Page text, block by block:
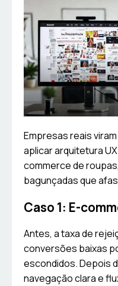
Empresas reais
aplicar arquitetura
commerce de
bagunçadas que
Caso 1: E-
Antes, a taxa de
conversões baixas
escondidos. Depois
navegação clara e